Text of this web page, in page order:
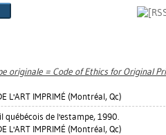
originale = Code of Ethics for Original
L'ART IMPRIMÉ (Montréal, Qc)
québécois de l'estampe, 1990.
L'ART IMPRIMÉ (Montréal, Qc)